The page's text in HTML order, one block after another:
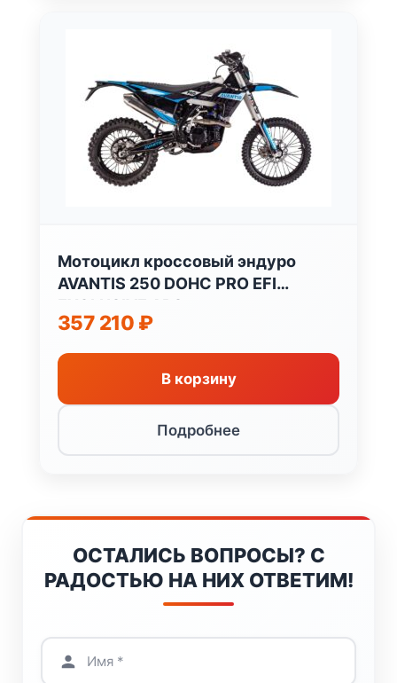
Мотоцикл кроссовый эндуро
AVANTIS 250 DOHC PRO EFI
EXCLUSIVE ARS
357 210 ₽
В корзину
Подробнее
ОСТАЛИСЬ ВОПРОСЫ? С
РАДОСТЬЮ НА НИХ ОТВЕТИМ!